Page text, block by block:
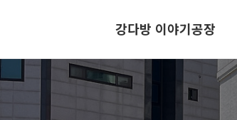
강다방 이야기공장